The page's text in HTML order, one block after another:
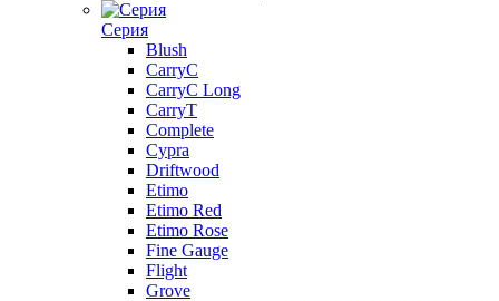
Серия
Blush
CarryC
CarryC Long
CarryT
Complete
Cypra
Driftwood
Etimo
Etimo Red
Etimo Rose
Fine Gauge
Flight
Grove